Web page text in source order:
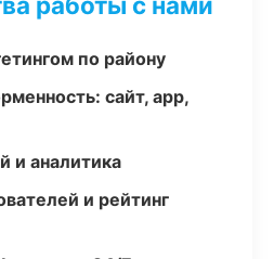
по району
сайт, app,
и аналитика
и рейтинг